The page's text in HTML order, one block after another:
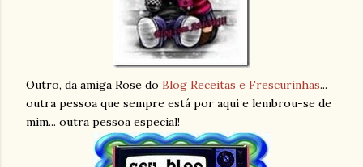
Outro, da amiga Rose do Blog Receitas e Frescurinhas...
outra pessoa que sempre está por aqui e lembrou-se de
mim... outra pessoa especial!